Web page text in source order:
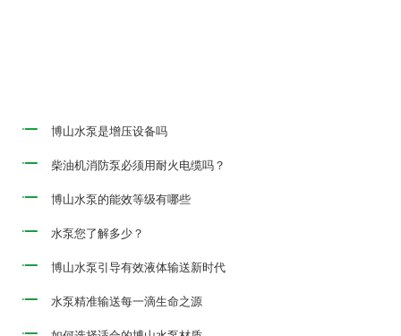
博山水泵是增压设备吗
柴油机消防泵必须用耐火电缆吗？
博山水泵的能效等级有哪些
水泵您了解多少？
博山水泵引导有效液体输送新时代
水泵精准输送每一滴生命之源